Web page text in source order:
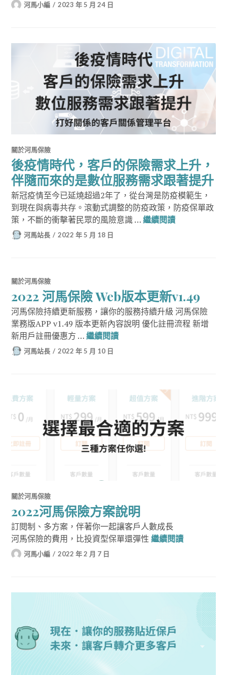
河馬小編 2023 年 5 月 24 日
關於河馬保險
後疫情時代，客戶的保險需求上升，
伴隨而來的是數位服務需求跟著提升
新冠疫情至今已延燒超過2年了，從台灣是防疫模範生，
到現在與病毒共存。滾動式調整的防疫政策，防疫保單政
策，不斷的衝擊著民眾的風險意識 …繼續閱讀後疫情時代，
河馬站長 2022 年 5 月 18 日
關於河馬保險
2022 河馬保險 Web版本更新v1.49
河馬保險持續更新服務，讓你的服務持續升級 河馬保險
業務版APP v1.49 版本更新內容說明 優化註冊流程 新增
新用戶註冊優惠方 …繼續閱讀2022 河馬保險 Web版本更新
河馬站長 2022 年 5 月 10 日
關於河馬保險
2022河馬保險方案說明
訂閱制、多方案，伴著你一起讓客戶人數成長
河馬保險的費用，比投資型保單還彈性繼續閱讀2022河馬
河馬小編 2022 年 2 月 7 日